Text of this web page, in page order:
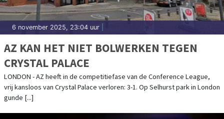
6 november 2025, 23:04 uur
AZ KAN HET NIET BOLWERKEN TEGEN
CRYSTAL PALACE
LONDON - AZ heeft in de competitiefase van de Conference League,
vrij kansloos van Crystal Palace verloren: 3-1. Op Selhurst park in London
gunde [...]